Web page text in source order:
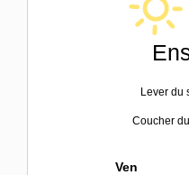
Lever du
Coucher
Ven